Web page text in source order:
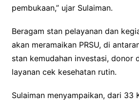
pembukaan,” ujar Sulaiman.
Beragam stan pelayanan dan
akan meramaikan PRSU, di
stan kemudahan investasi, donor
layanan cek kesehatan rutin.
Sulaiman menyampaikan, dari 33